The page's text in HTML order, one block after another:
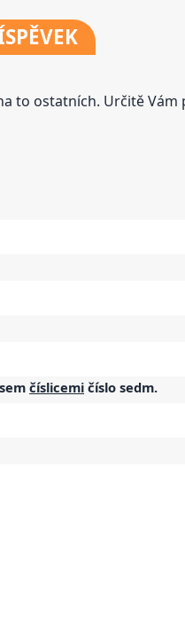
to ostatních. Určitě Vám
číslicemi číslosedm.